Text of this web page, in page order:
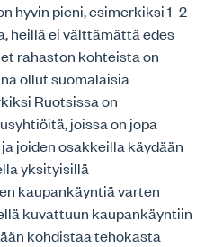
hyvin pieni, esimerkiksi 1–2
heillä ei välttämättä edes
rahaston kohteista on
ollut suomalaisia
Ruotsissa on
joissa on jopa
joiden osakkeilla käydään
yksityisillä
kaupankäyntiä varten
kuvattuun kaupankäyntiin
kohdistaa tehokasta